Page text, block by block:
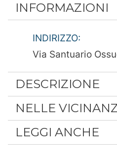
INFORMAZIONI
INDIRIZZO:
Via Santuario
DESCRIZIONE
NELLE
LEGGI ANCHE